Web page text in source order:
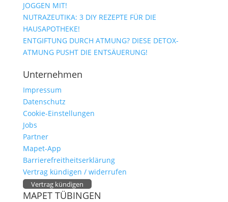
JOGGEN MIT!
NUTRAZEUTIKA: 3 DIY REZEPTE FÜR DIE
HAUSAPOTHEKE!
ENTGIFTUNG DURCH ATMUNG? DIESE DETOX-
ATMUNG PUSHT DIE ENTSÄUERUNG!
Unternehmen
Impressum
Datenschutz
Cookie-Einstellungen
Jobs
Partner
Mapet-App
Barrierefreitheitserklärung
Vertrag kündigen / widerrufen
Vertrag kündigen
MAPET TÜBINGEN